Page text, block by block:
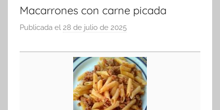
Macarrones con carne picada
Publicada el 28 de julio de 2025
r
a
d
m
i